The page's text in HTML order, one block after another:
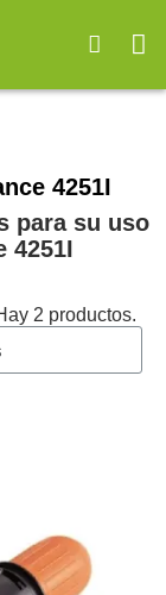
4251I
para su uso
4251I
2 productos.